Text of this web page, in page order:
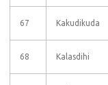
67 Kakudikuda
68 Kalasdihi